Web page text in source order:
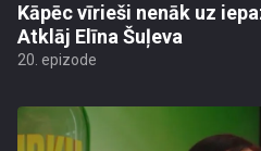
Kāpēc vīrieši nenāk uz
Atklāj Elīna Šuļeva
20. epizode